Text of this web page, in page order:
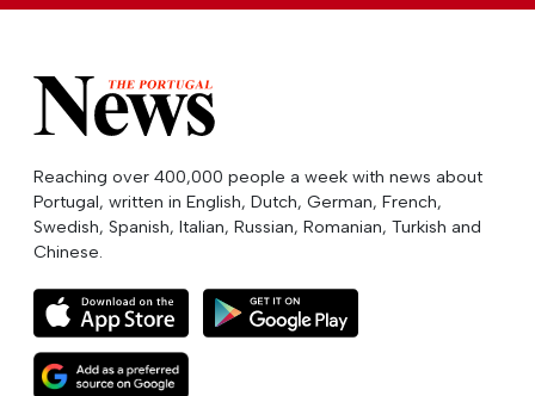
Reaching over 400,000 people a week with news about
Portugal, written in English, Dutch, German, French,
Swedish, Spanish, Italian, Russian, Romanian, Turkish and
Chinese.